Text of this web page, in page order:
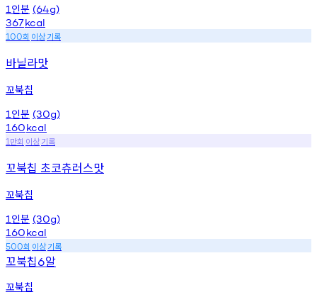
1 인분 (64g)
367kcal
100회 이상기록
바닐라맛
꼬북칩
1 인분 (30g)
160kcal
1 만회 이상기록
꼬북칩 초코츄러스맛
꼬북칩
1 인분 (30g)
160kcal
500회 이상기록
꼬북칩6알
꼬북칩